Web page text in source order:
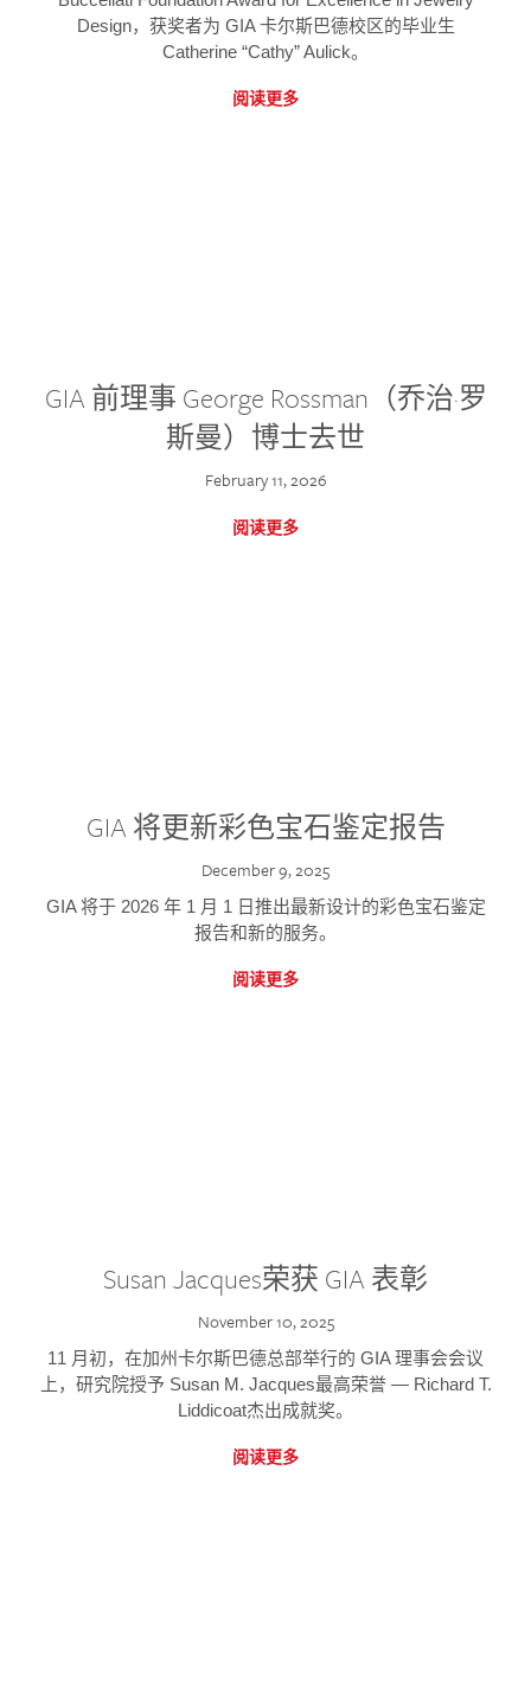
Design，获奖者为 GIA 卡尔斯巴德校区的毕业生
Catherine “Cathy” Aulick。
阅读更多
GIA 前理事 George Rossman（乔治·罗
斯曼）博士去世
February 11, 2026
阅读更多
GIA 将更新彩色宝石鉴定报告
December 9, 2025
GIA 将于 2026 年 1 月 1 日推出最新设计的彩色宝石鉴定
报告和新的服务。
阅读更多
Susan Jacques荣获 GIA 表彰
November 10, 2025
11 月初，在加州卡尔斯巴德总部举行的 GIA 理事会会议
上，研究院授予 Susan M. Jacques最高荣誉 — Richard T.
Liddicoat杰出成就奖。
阅读更多